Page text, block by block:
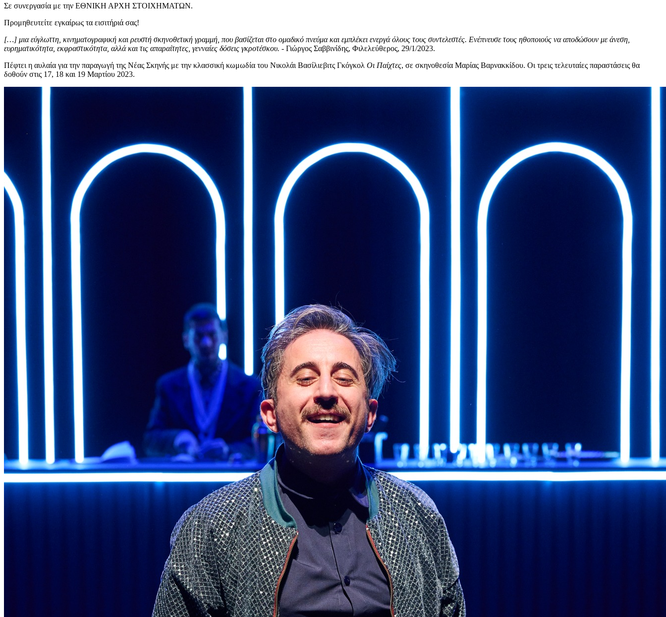
Σε συνεργασία με την ΕΘΝΙΚΗ ΑΡΧΗ ΣΤΟΙΧΗΜΑΤΩΝ.
Προμηθευτείτε εγκαίρως τα εισιτήριά σας!
[…] μια εύγλωττη, κινηματογραφική και ρευστή σκηνοθετική γραμμή, που βασίζεται στο ομαδικό πνεύμα και εμπλέκει ενεργά όλους τους συντελεστές. Ενέπνευσε τους ηθοποιούς να αποδώσουν με άνεση,
ευρηματικότητα, εκφραστικότητα, αλλά και τις απαραίτητες, γενναίες δόσεις γκροτέσκου. - Γιώργος Σαββινίδης, Φιλελεύθερος, 29/1/2023.
Πέφτει η αυλαία για την παραγωγή της Νέας Σκηνής με την κλασσική κωμωδία του Νικολάι Βασίλιεβιτς Γκόγκολ Οι Παίχτες, σε σκηνοθεσία Μαρίας Βαρνακκίδου. Οι τρεις τελευταίες παραστάσεις θα
δοθούν στις 17, 18 και 19 Μαρτίου 2023.